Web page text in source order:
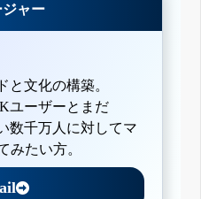
ャー
文化の構築。
ユーザーとまだ
数千万人に対してマ
みたい方。